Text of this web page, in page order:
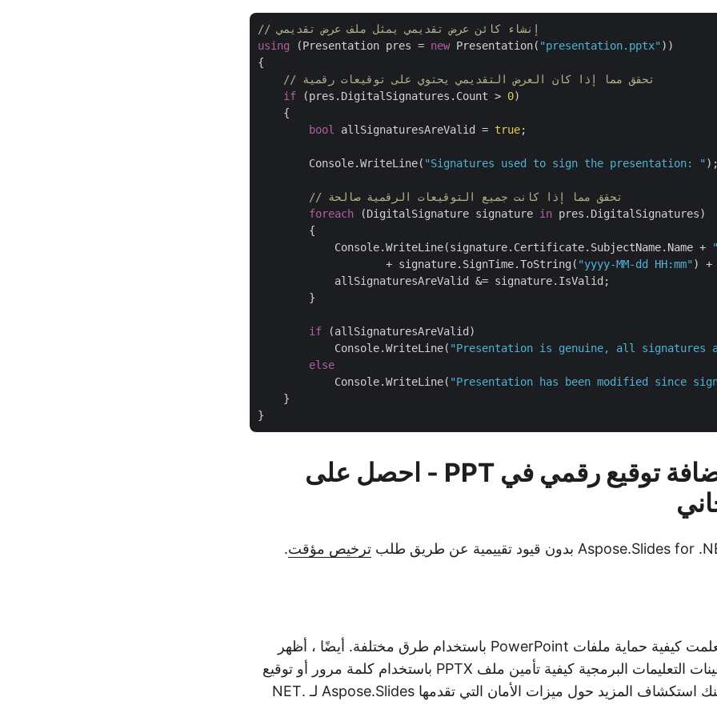
// إنشاء كائن عرض تقديمي يمثل ملف عرض تقديمي
using (Presentation pres = new Presentation( "presentation.pptx" ))
{
// تحقق مما إذا كان العرض التقديمي يحتوي على توقيعات رقمية
if (pres.DigitalSignatures.Count > 0)
    {
bool
allSignaturesAreValid = true;
        Console.WriteLine(
"Signatures used to sign the presentation: " );
// تحقق مما إذا كانت جميع التوقيعات الرقمية صالحة
foreach (DigitalSignature signature in pres.DigitalSignatures)
        {
            Console.WriteLine(signature.Certificate.SubjectName.Name +
                    + signature.SignTime.ToString(
"yyyy-MM-dd HH:mm" ) +
            allSignaturesAreValid &= signature.IsValid;
        }
if (allSignaturesAreValid)
            Console.WriteLine(
"Presentation is genuine, all signatures
else
            Console.WriteLine(
"Presentation has been modified since
    }
C# API لإضافة توقيع رقمي في PPT - احصل على
ترخيص مؤقت.
في هذه المقالة ، تعلمت كيفية حماية ملفات PowerPoint باستخدام طرق مختلفة. أيضًا ، أظهر
الدليل التدريجي وعينات التعليمات البرمجية كيفية تأمين ملف PPTX باستخدام كلمة مرور أو توقيع
رقمي في C#. يمكنك استكشاف المزيد حول ميزات الأمان التي تقدمها Aspose.Slides لـ .NET